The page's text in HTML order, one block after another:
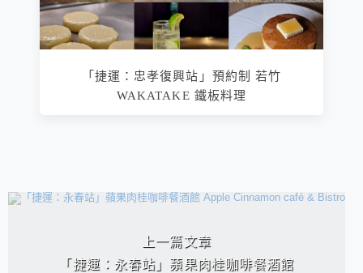
「捷運：忠孝復興站」預約制 若竹
WAKATAKE 鐵板料理
相連文章
上一篇文章
「捷運：永春站」蘋果肉桂咖啡餐酒館